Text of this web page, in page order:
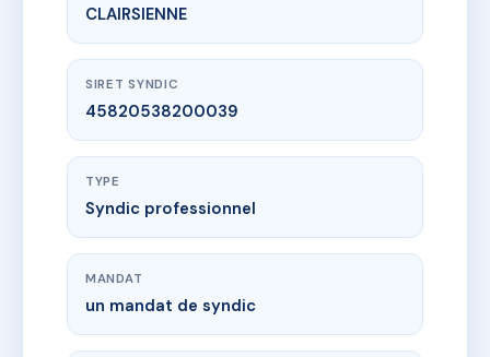
CLAIRSIENNE
SIRET SYNDIC
45820538200039
TYPE
Syndic professionnel
MANDAT
un mandat de syndic